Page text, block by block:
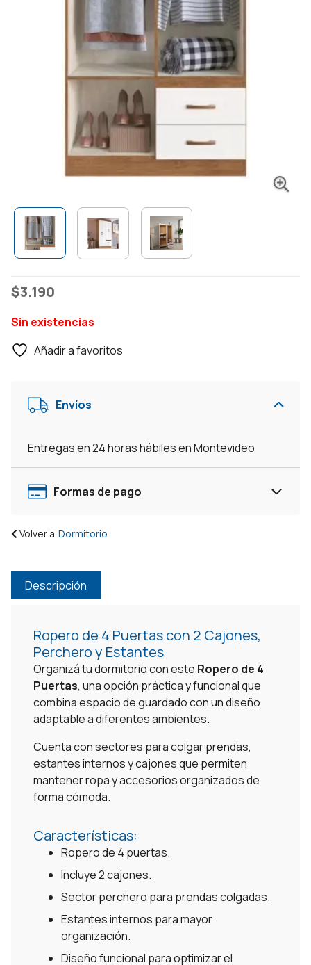
$3.190
Sin existencias
Añadir a favoritos
Envíos
Entregas en 24 horas hábiles en Montevideo
Formas de pago
Volver a Dormitorio
Descripción
Ropero de 4 Puertas con 2 Cajones,
Perchero y Estantes
Organizá tu dormitorio con este Ropero de 4
Puertas, una opción práctica y funcional que
combina espacio de guardado con un diseño
adaptable a diferentes ambientes.
Cuenta con sectores para colgar prendas,
estantes internos y cajones que permiten
mantener ropa y accesorios organizados de
forma cómoda.
Características:
Ropero de 4 puertas.
Incluye 2 cajones.
Sector perchero para prendas colgadas.
Estantes internos para mayor
organización.
Diseño funcional para optimizar el